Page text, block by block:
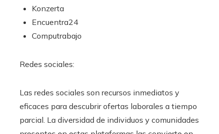
Konzerta
Encuentra24
Computrabajo
Redes sociales:
Las redes sociales son recursos inmediatos y
eficaces para descubrir ofertas laborales a tiempo
parcial. La diversidad de individuos y comunidades